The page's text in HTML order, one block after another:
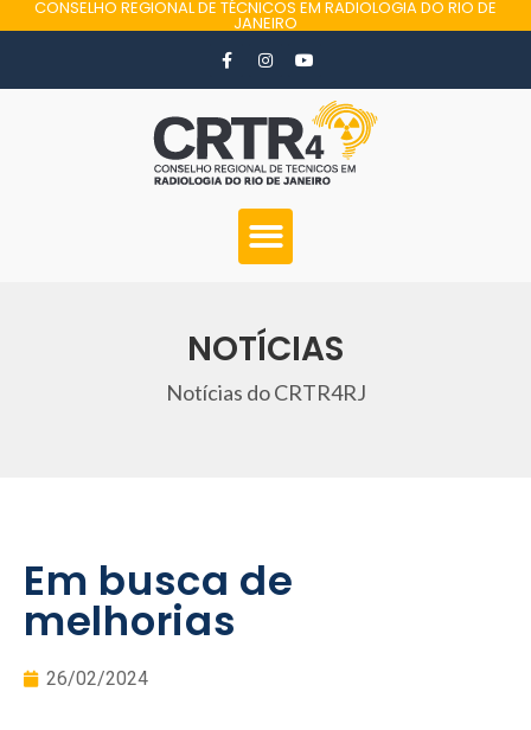
CONSELHO REGIONAL DE TÉCNICOS EM RADIOLOGIA DO RIO DE
JANEIRO
NOTÍCIAS
Notícias do CRTR4RJ
Em busca de
melhorias
26/02/2024